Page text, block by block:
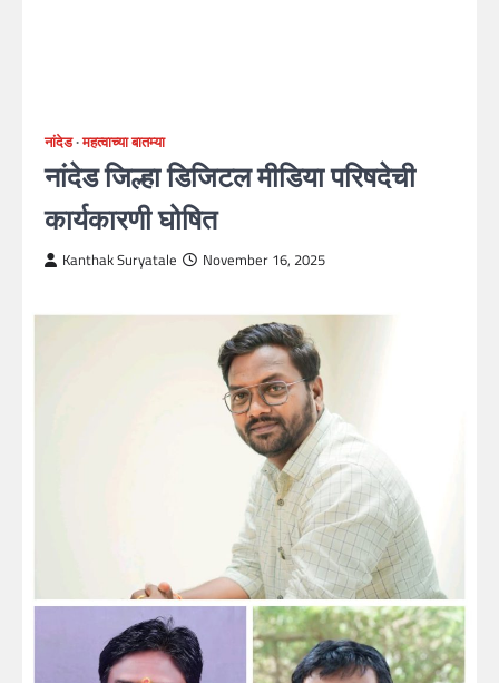
नांदेड महत्वाच्या बातम्या
नांदेड जिल्हा डिजिटल मीडिया परिषदेची
कार्यकारणी घोषित
Kanthak Suryatale November 16, 2025